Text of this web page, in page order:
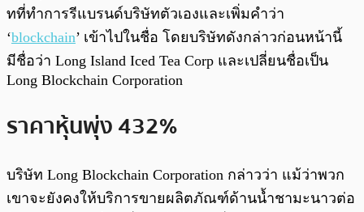
ทที่ทำการรีแบรนด์บริษัทตัวเองและเพิ่มคำว่า
‘blockchain’ เข้าไปในชื่อ โดยบริษัทดังกล่าวก่อนหน้านี้
มีชื่อว่า Long Island Iced Tea Corp และเปลี่ยนชื่อเป็น
Long Blockchain Corporation
ราคาหุ้นพุ่ง 432%
บริษัท Long Blockchain Corporation กล่าวว่า แม้ว่าพวก
เขาจะยังคงให้บริการขายผลิตภัณฑ์ด้านน้ำชามะนาวต่อ